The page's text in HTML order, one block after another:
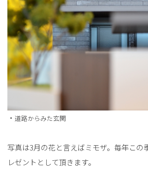
・ 道路からみた玄関
写真は3月の花と言えばミモザ。毎年この
レゼントとして頂きます。